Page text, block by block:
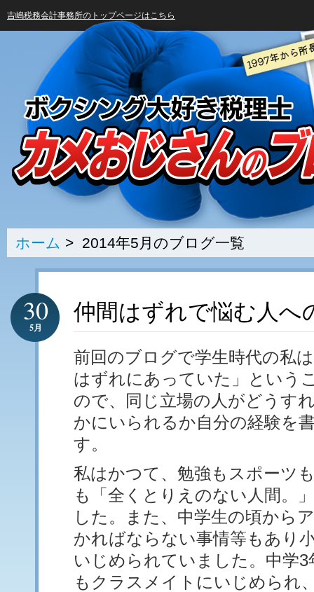
吉嶋税務会計事務所のトップページはこちら
ホーム > 2014年5月のブログ一覧
仲間はずれで悩む人へ
30
5月
前回のブログで学生時代の私
はずれにあっていた」という
ので、同じ立場の人がどうす
かにいられるか自分の経験を
す。
私はかつて、勉強もスポーツ
も「全くとりえのない人間。
した。また、中学生の頃から
かればならない事情等もあり
いじめられていました。中学
もクラスメイトにいじめられ